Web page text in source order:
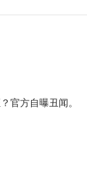
官方自曝丑闻。